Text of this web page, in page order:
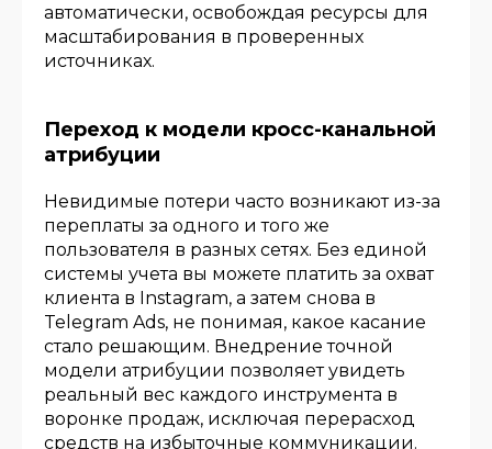
автоматически, освобождая ресурсы для
масштабирования в проверенных
источниках.
Переход к модели кросс-канальной
атрибуции
Невидимые потери часто возникают из-за
переплаты за одного и того же
пользователя в разных сетях. Без единой
системы учета вы можете платить за охват
клиента в Instagram, а затем снова в
Telegram Ads, не понимая, какое касание
стало решающим. Внедрение точной
модели атрибуции позволяет увидеть
реальный вес каждого инструмента в
воронке продаж, исключая перерасход
средств на избыточные коммуникации.